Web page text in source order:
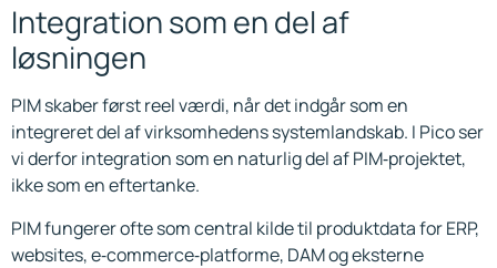
Integration som en del af
løsningen
PIM skaber først reel værdi, når det indgår som en
integreret del af virksomhedens systemlandskab. I Pico ser
vi derfor integration som en naturlig del af PIM‑projektet,
ikke som en eftertanke.
PIM fungerer ofte som central kilde til produktdata for ERP,
websites, e‑commerce‑platforme, DAM og eksterne